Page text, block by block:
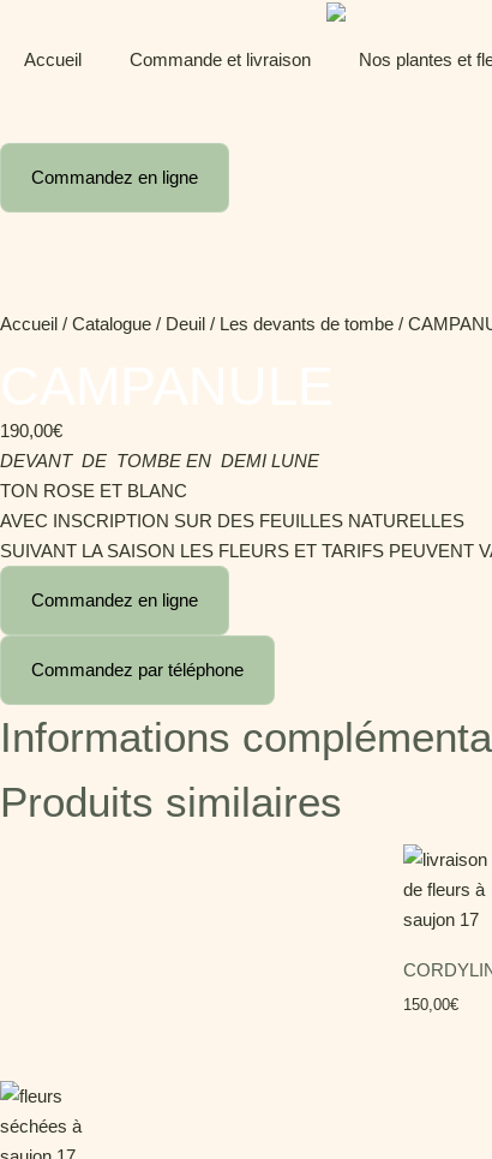
Accueil Commande et livraison Nos plantes et
Commandez en ligne
Accueil / Catalogue / Deuil / Les devants de tombe /
190,00€
DEVANT DE TOMBE EN DEMI LUNE
TON ROSE ET BLANC
AVEC INSCRIPTION SUR DES FEUILLES NATURELLES
SUIVANT LA SAISON LES FLEURS ET TARIFS PEUVENT
Commandez en ligne
Commandez par téléphone
Informations
Produits similaires
150,00€